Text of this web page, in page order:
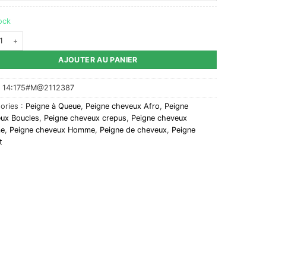
de Peigne de cheveux fourchette afro MAKIP
AJOUTER AU PANIER
14:175#M@2112387
: Peigne à Queue, Peigne cheveux Afro, Peigne
Boucles, Peigne cheveux crepus, Peigne cheveux
, Peigne cheveux Homme, Peigne de cheveux, Peigne